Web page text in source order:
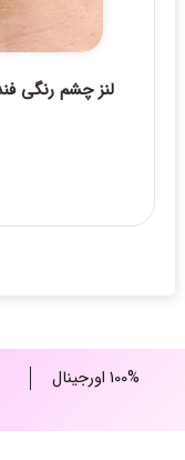
لنز چشم رنگی
100% اورجینال